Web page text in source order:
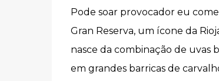
Pode soar provocador eu
Gran Reserva, um ícone da
nasce da combinação de uvas
em grandes barricas de